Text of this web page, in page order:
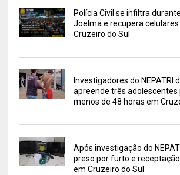
Polícia Civil se infiltra
Joelma e recupera
Cruzeiro do Sul
Investigadores do NEPATRI
apreende três adolescentes
menos de 48 horas em
Após investigação do
preso por furto e receptação
em Cruzeiro do Sul